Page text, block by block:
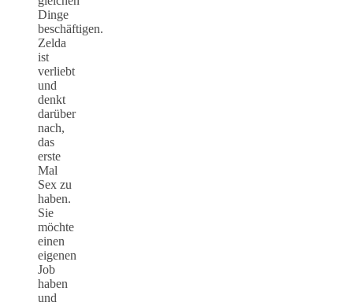
Dinge
beschäftigen.
Zelda
ist
verliebt
und
denkt
darüber
nach,
das
erste
Mal
Sex zu
haben.
Sie
möchte
einen
eigenen
Job
haben
und